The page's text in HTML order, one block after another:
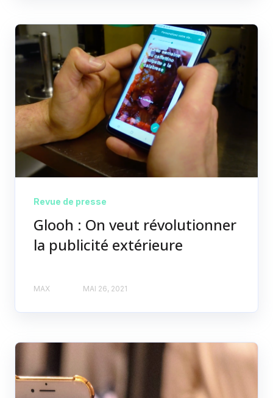
Revue de presse
Glooh : On veut révolutionner
la publicité extérieure
MAX MAI 26, 2021